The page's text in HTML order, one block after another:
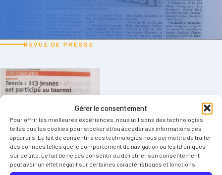
Gérer le consentement
Pour offrir les meilleures expériences, nous utilisons des technologies
telles que les cookies pour stocker et/ou accéder aux informations des
appareils. Le fait de consentir à ces technologies nous permettra de traiter
des données telles que le comportement de navigation ou les ID uniques
sur ce site. Le fait de ne pas consentir ou de retirer son consentement
peut avoir un effet négatif sur certaines caractéristiques et fonctions.
REVUE DE PRESSE
Saint-Égrève Tennis